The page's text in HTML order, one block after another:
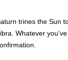
trines the Sun
Whatever